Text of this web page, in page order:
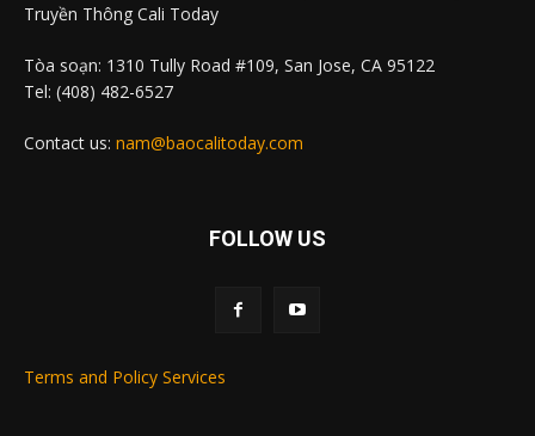
Truyền Thông Cali Today
Tòa soạn: 1310 Tully Road #109, San Jose, CA 95122
Tel: (408) 482-6527
Contact us: nam@baocalitoday.com
FOLLOW US
Terms and Policy Services